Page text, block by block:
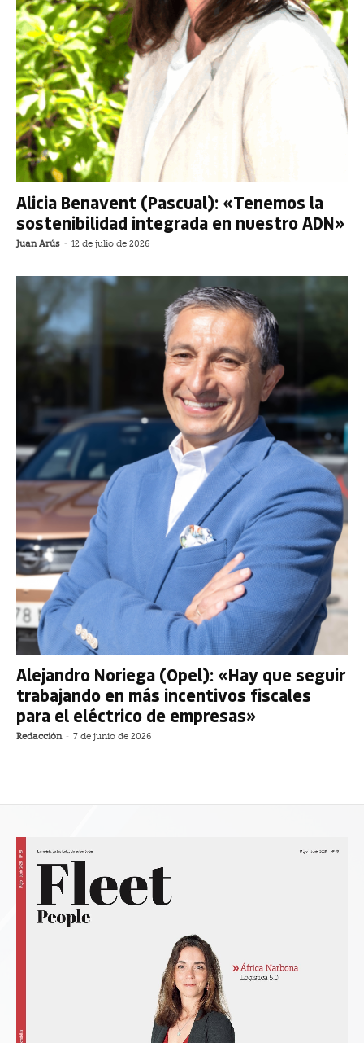
Alicia Benavent (Pascual): «Tenemos la
sostenibilidad integrada en nuestro ADN»
Juan Arús - 12 de julio de 2026
Alejandro Noriega (Opel): «Hay que seguir
trabajando en más incentivos fiscales
para el eléctrico de empresas»
Redacción - 7 de junio de 2026